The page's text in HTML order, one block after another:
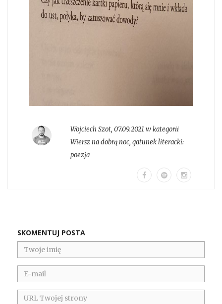
Wojciech Szot, 07.09.2021 w kategorii
Wiersz na dobrą noc, gatunek literacki:
poezja
SKOMENTUJ POSTA